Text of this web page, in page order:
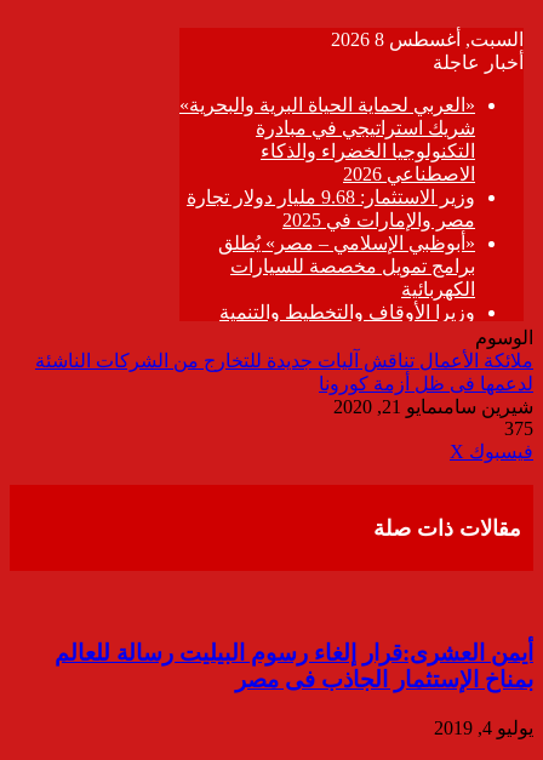
الوسوم
ملائكة الأعمال تناقش آليات جديدة للتخارج من الشركات الناشئة
لدعمها فى ظل أزمة كورونا
شيرين سامىمايو 21, 2020
375
فيسبوك ‫X
مقالات ذات صلة
أيمن العشرى:قرار إلغاء رسوم البيليت رسالة للعالم
بمناخ الإستثمار الجاذب فى مصر
يوليو 4, 2019